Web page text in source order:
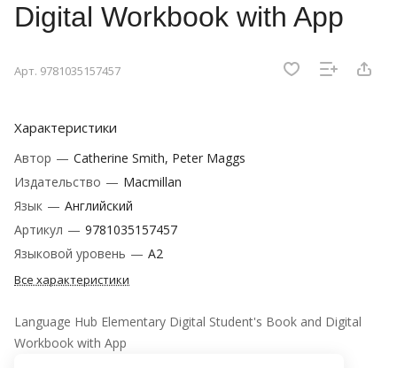
Digital Workbook with App
Арт. 9781035157457
Характеристики
Автор — Catherine Smith, Peter Maggs
Издательство — Macmillan
Язык — Английский
Артикул — 9781035157457
Языковой уровень — A2
Все характеристики
Language Hub Elementary Digital Student's Book and Digital
Workbook with App